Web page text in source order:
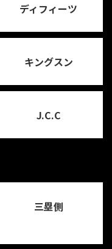
ディフィーツ
キングスン
J.C.C
三塁側